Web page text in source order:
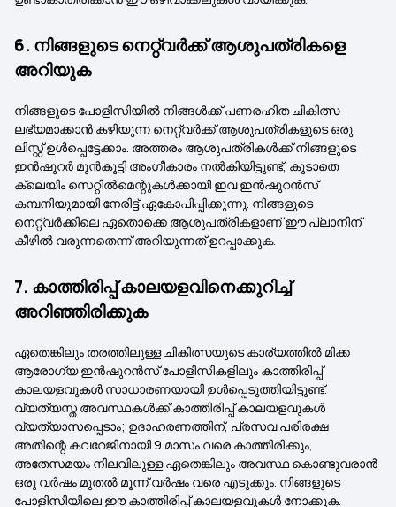
6. നിങ്ങളുടെ നെറ്റ്‌വർക്ക് ആശുപത്രികളെ
അറിയുക
നിങ്ങളുടെ പോളിസിയിൽ നിങ്ങൾക്ക് പണരഹിത ചികിത്സ
ലഭ്യമാക്കാൻ കഴിയുന്ന നെറ്റ്‌വർക്ക് ആശുപത്രികളുടെ ഒരു
ലിസ്റ്റ് ഉൾപ്പെട്ടേക്കാം. അത്തരം ആശുപത്രികൾക്ക് നിങ്ങളുടെ
ഇൻഷുറർ മുൻകൂട്ടി അംഗീകാരം നൽകിയിട്ടുണ്ട്, കൂടാതെ
ക്ലെയിം സെറ്റിൽമെന്റുകൾക്കായി ഇവ ഇൻഷുറൻസ്
കമ്പനിയുമായി നേരിട്ട് ഏകോപിപ്പിക്കുന്നു. നിങ്ങളുടെ
നെറ്റ്‌വർക്കിലെ ഏതൊക്കെ ആശുപത്രികളാണ് ഈ പ്ലാനിന്
കീഴിൽ വരുന്നതെന്ന് അറിയുന്നത് ഉറപ്പാക്കുക.
7. കാത്തിരിപ്പ് കാലയളവിനെക്കുറിച്ച്
അറിഞ്ഞിരിക്കുക
ഏതെങ്കിലും തരത്തിലുള്ള ചികിത്സയുടെ കാര്യത്തിൽ മിക്ക
ആരോഗ്യ ഇൻഷുറൻസ് പോളിസികളിലും കാത്തിരിപ്പ്
കാലയളവുകൾ സാധാരണയായി ഉൾപ്പെടുത്തിയിട്ടുണ്ട്.
വ്യത്യസ്ത അവസ്ഥകൾക്ക് കാത്തിരിപ്പ് കാലയളവുകൾ
വ്യത്യാസപ്പെടാം; ഉദാഹരണത്തിന്, പ്രസവ പരിരക്ഷ
അതിന്റെ കവറേജിനായി 9 മാസം വരെ കാത്തിരിക്കും,
അതേസമയം നിലവിലുള്ള ഏതെങ്കിലും അവസ്ഥ കൊണ്ടുവരാൻ
ഒരു വർഷം മുതൽ മൂന്ന് വർഷം വരെ എടുക്കും. നിങ്ങളുടെ
പോളിസിയിലെ ഈ കാത്തിരിപ്പ് കാലയളവുകൾ നോക്കുക.